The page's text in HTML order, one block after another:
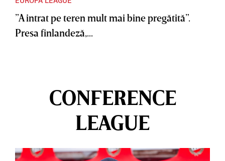
”A intrat pe teren mult mai bine pregătită”.
Presa finlandeză,...
CONFERENCE
LEAGUE